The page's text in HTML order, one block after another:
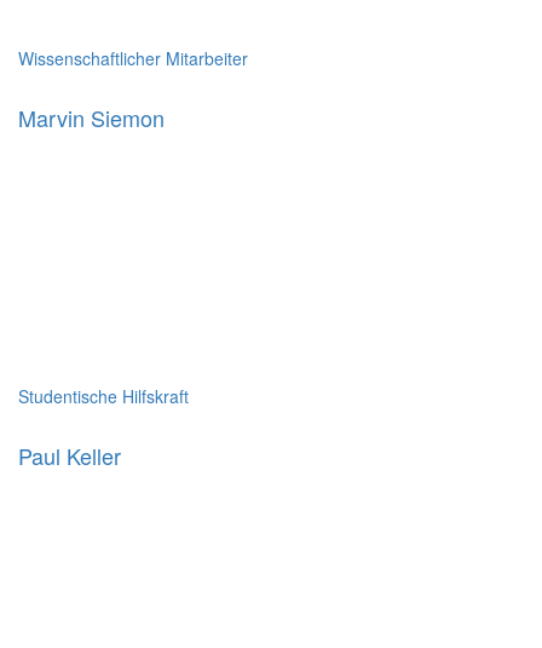
Wissenschaftlicher Mitarbeiter
Marvin Siemon
Studentische Hilfskraft
Paul Keller